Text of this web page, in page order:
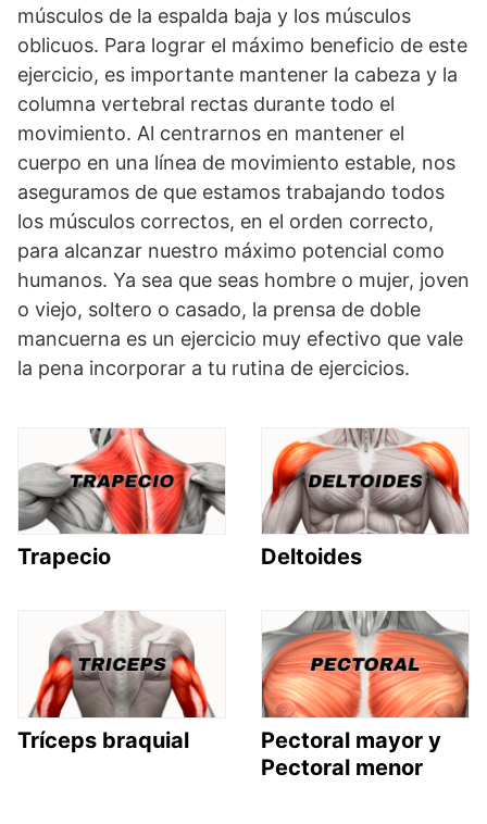
músculos de la espalda baja y los músculos
oblicuos. Para lograr el máximo beneficio de este
ejercicio, es importante mantener la cabeza y la
columna vertebral rectas durante todo el
movimiento. Al centrarnos en mantener el
cuerpo en una línea de movimiento estable, nos
aseguramos de que estamos trabajando todos
los músculos correctos, en el orden correcto,
para alcanzar nuestro máximo potencial como
humanos. Ya sea que seas hombre o mujer, joven
o viejo, soltero o casado, la prensa de doble
mancuerna es un ejercicio muy efectivo que vale
la pena incorporar a tu rutina de ejercicios.
Trapecio Deltoides
Tríceps braquial
Pectoral mayor y
Pectoral menor